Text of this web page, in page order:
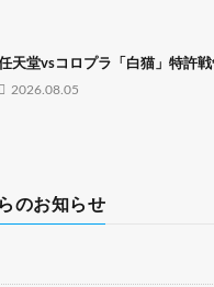
天堂vsコロプラ「白猫」特許
2026.08.05
のお知らせ